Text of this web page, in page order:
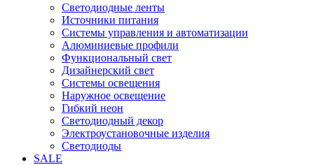
Светодиодные ленты
Источники питания
Системы управления и автоматизации
Алюминиевые профили
Функциональный свет
Дизайнерский свет
Системы освещения
Наружное освещение
Гибкий неон
Светодиодный декор
Электроустановочные изделия
Светодиоды
SALE